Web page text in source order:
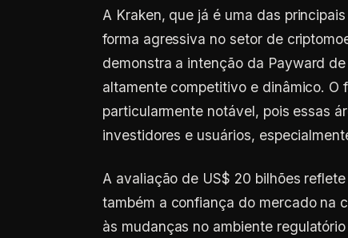
A Kraken, que já é uma das
forma agressiva no setor de
demonstra a intenção da Payward
altamente competitivo e dinâmico. O
particularmente notável, pois essas
investidores e usuários,
A avaliação de US$ 20 bilhões
também a confiança do mercado na
às mudanças no ambiente